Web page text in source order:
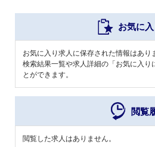
お気に
お気に入り求人に保存された情報はあり
検索結果一覧や求人詳細の「お気に入り
とができます。
閲覧
閲覧した求人はありません。